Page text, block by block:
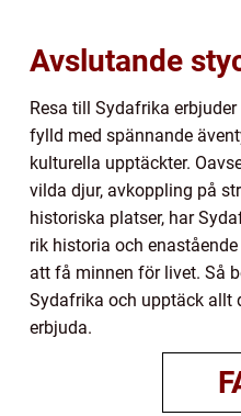
Avslutande
Resa till Sydafrika
fylld med spännande
kulturella upptäckter.
vilda djur, avkoppling på
historiska platser, har
rik historia och
att få minnen för livet. Så
Sydafrika och upptäck allt
erbjuda.